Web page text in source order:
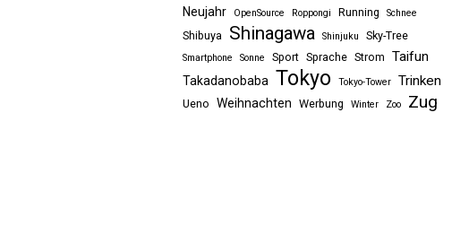
Neujahr OpenSource Roppongi Running Schnee
Shibuya Shinagawa Shinjuku Sky-Tree
Smartphone Sonne Sport Sprache Strom Taifun
Takadanobaba Tokyo Tokyo-Tower Trinken
Ueno Weihnachten Werbung Winter Zoo Zug